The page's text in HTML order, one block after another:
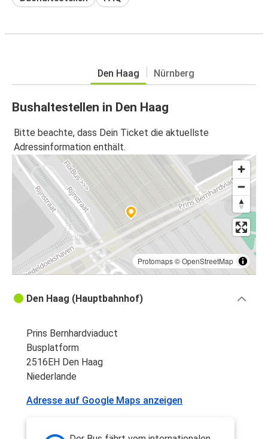
Den Haag Nürnberg
Bushaltestellen in Den Haag
Bitte beachte, dass Dein Ticket die aktuellste
Adressinformation enthält.
Protomaps©OpenStreetMap
Den Haag (Hauptbahnhof)
Prins Bernhardviaduct
Busplatform
2516EH Den Haag
Niederlande
Adresse auf Google Maps anzeigen